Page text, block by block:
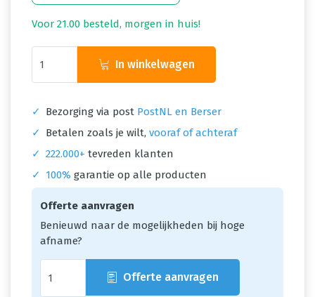
Voor 21.00 besteld, morgen in huis!
In winkelwagen
✓ Bezorging via post PostNL en Berser
✓
Betalen zoals je wilt, vooraf of achteraf
✓ 222.000+ tevreden klanten
✓
100% garantie op alle producten
Offerte aanvragen
Benieuwd naar de mogelijkheden bij hoge
afname?
Offerte aanvragen